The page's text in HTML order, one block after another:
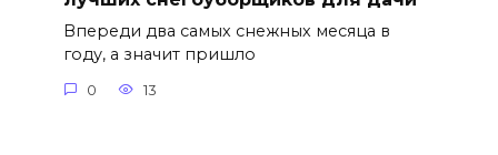
Впереди два самых снежных месяца в
году, а значит пришло
0 13